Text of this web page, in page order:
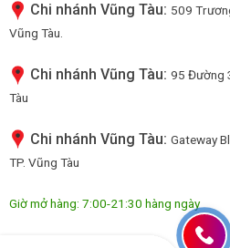
Chi nhánh Vũng Tàu: 509
Vũng Tàu.
Chi nhánh Vũng Tàu: 95 Đường
Tàu
Chi nhánh Vũng Tàu: Gateway
TP. Vũng Tàu
Giờ mở hàng: 7:00-21:30 hàng ngày